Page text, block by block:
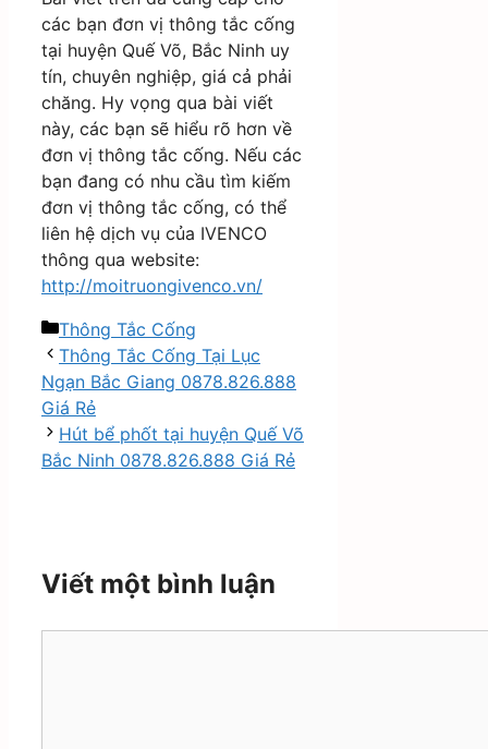
các bạn đơn vị thông tắc cống
tại huyện Quế Võ, Bắc Ninh uy
tín, chuyên nghiệp, giá cả phải
chăng. Hy vọng qua bài viết
này, các bạn sẽ hiểu rõ hơn về
đơn vị thông tắc cống. Nếu các
bạn đang có nhu cầu tìm kiếm
đơn vị thông tắc cống, có thể
liên hệ dịch vụ của IVENCO
thông qua website:
http://moitruongivenco.vn/
Danh
mục
Thông Tắc Cống
Thông Tắc Cống Tại Lục
Ngạn Bắc Giang 0878.826.888
Giá Rẻ
Hút bể phốt tại huyện Quế Võ
Bắc Ninh 0878.826.888 Giá Rẻ
Viết một bình luận